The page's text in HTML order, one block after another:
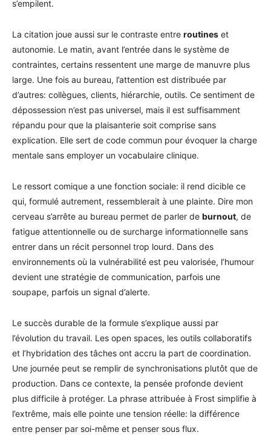
s’empilent.
La citation joue aussi sur le contraste entre routines et
autonomie. Le matin, avant l’entrée dans le système de
contraintes, certains ressentent une marge de manuvre plus
large. Une fois au bureau, l’attention est distribuée par
d’autres: collègues, clients, hiérarchie, outils. Ce sentiment de
dépossession n’est pas universel, mais il est suffisamment
répandu pour que la plaisanterie soit comprise sans
explication. Elle sert de code commun pour évoquer la charge
mentale sans employer un vocabulaire clinique.
Le ressort comique a une fonction sociale: il rend dicible ce
qui, formulé autrement, ressemblerait à une plainte. Dire mon
cerveau s’arrête au bureau permet de parler de burnout, de
fatigue attentionnelle ou de surcharge informationnelle sans
entrer dans un récit personnel trop lourd. Dans des
environnements où la vulnérabilité est peu valorisée, l’humour
devient une stratégie de communication, parfois une
soupape, parfois un signal d’alerte.
Le succès durable de la formule s’explique aussi par
l’évolution du travail. Les open spaces, les outils collaboratifs
et l’hybridation des tâches ont accru la part de coordination.
Une journée peut se remplir de synchronisations plutôt que de
production. Dans ce contexte, la pensée profonde devient
plus difficile à protéger. La phrase attribuée à Frost simplifie à
l’extrême, mais elle pointe une tension réelle: la différence
entre penser par soi-même et penser sous flux.